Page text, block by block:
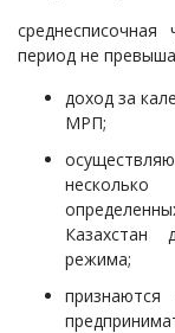
период не
доход за
МРП;
Казахстан
режима;